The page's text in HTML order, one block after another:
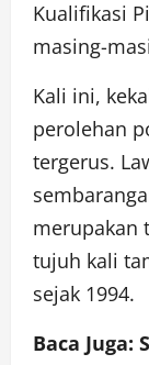
Kualifikasi
masing-
Kali ini,
perolehan
tergerus.
merupakan
tujuh kali
sejak 1994.
Baca Juga: